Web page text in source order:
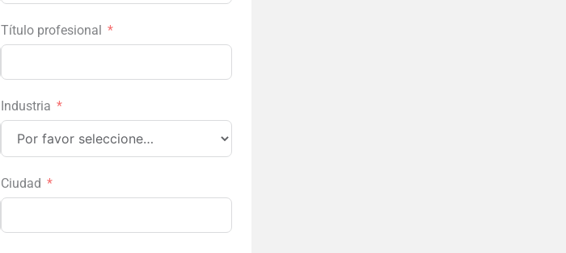
Título profesional
Industria
Ciudad